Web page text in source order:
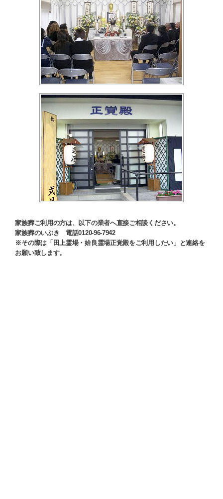
家族葬ご利用の方は、以下の業者へ直接ご相談ください。
家族葬のいぶき 電話0120-96-7942
※その際は「田上霊場・姶良霊場正覚殿をご利用したい」と連絡を
お願い致します。